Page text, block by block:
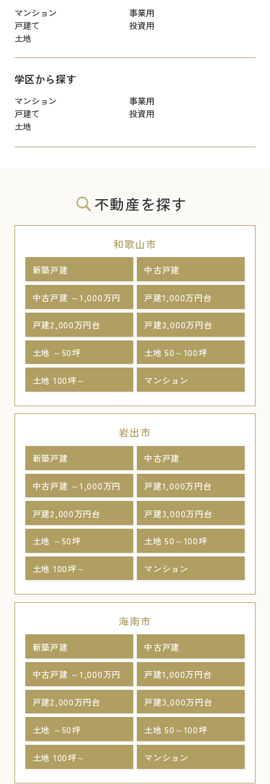
マンション
事業用
戸建て
投資用
土地
学区から探す
マンション
事業用
戸建て
投資用
土地
不動産を探す
和歌山市
新築戸建 中古戸建
中古戸建 ～1,000万円 戸建1,000万円台
戸建2,000万円台 戸建3,000万円台
土地 ～50坪 土地 50～100坪
土地 100坪～ マンション
岩出市
新築戸建 中古戸建
中古戸建 ～1,000万円 戸建1,000万円台
戸建2,000万円台 戸建3,000万円台
土地 ～50坪 土地 50～100坪
土地 100坪～ マンション
海南市
新築戸建 中古戸建
中古戸建 ～1,000万円 戸建1,000万円台
戸建2,000万円台 戸建3,000万円台
土地 ～50坪 土地 50～100坪
土地 100坪～ マンション